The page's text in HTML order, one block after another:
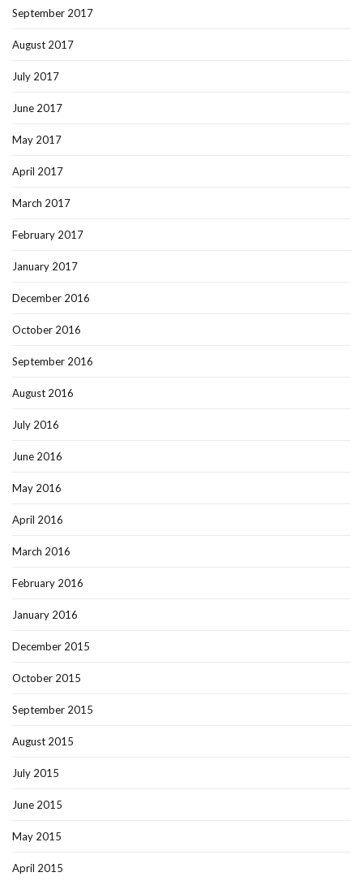
September 2017
August 2017
July 2017
June 2017
May 2017
April 2017
March 2017
February 2017
January 2017
December 2016
October 2016
September 2016
August 2016
July 2016
June 2016
May 2016
April 2016
March 2016
February 2016
January 2016
December 2015
October 2015
September 2015
August 2015
July 2015
June 2015
May 2015
April 2015